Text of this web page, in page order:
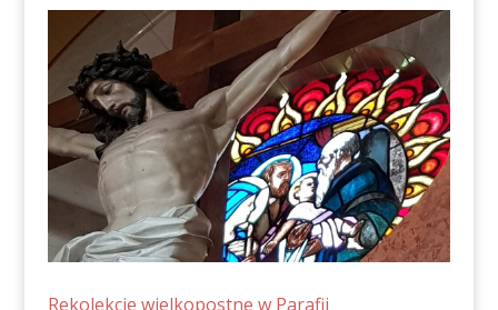
Rekolekcje wielkopostne w Parafii